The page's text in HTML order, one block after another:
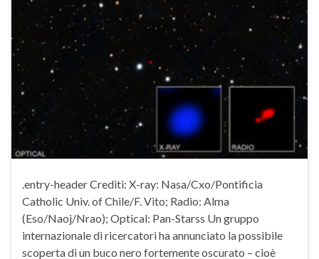
.entry-header Crediti: X-ray: Nasa/Cxo/Pontificia
Catholic Univ. of Chile/F. Vito; Radio: Alma
(Eso/Naoj/Nrao); Optical: Pan-Starss Un gruppo
internazionale di ricercatori ha annunciato la possibile
scoperta di un buco nero fortemente oscurato – cioè